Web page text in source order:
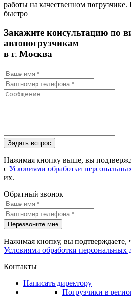
работы на качественном
быстро
Закажите консультацию по
автопогрузчикам
в г. Москва
Задать вопрос
Нажимая кнопку выше, вы
с Условиями обработки
их.
Обратный звонок
Перезвоните мне
Нажимая кнопку, вы подтверждаете,
Условиями обработки персональных
Контакты
Написать директору
Погрузчики в